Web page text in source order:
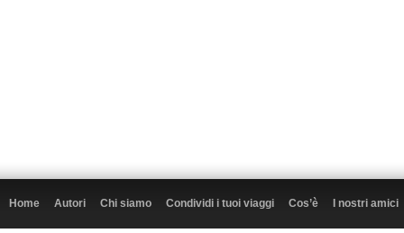
Home Autori Chi siamo Condividi i tuoi viaggi Cos’è I nostri amici